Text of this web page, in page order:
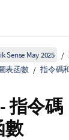
Sense May 2025
表函數
指令碼
指令碼
數